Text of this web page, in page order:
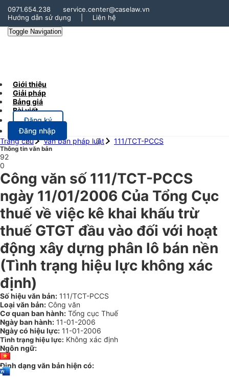
0971.654.238
service.center@caselaw.vn
Hướng dẫn sử dụng
Liên hệ
Toggle Navigation
Giới thiệu
Giải pháp
Bảng giá
Bài viết
Đăng ký
Đăng nhập
Trang chủ
Văn bản pháp luật 111/TCT-PCCS
Thông tin văn bản
92
0
Công văn số 111/TCT-PCCS
ngày 11/01/2006 Của Tổng Cục
thuế về việc kê khai khấu trừ
thuế GTGT đầu vào đối với hoạt
động xây dựng phân lô bán nền
(Tình trạng hiệu lực không xác
định)
Số hiệu văn bản: 111/TCT-PCCS
Loại văn bản: Công văn
Cơ quan ban hành: Tổng cục Thuế
Ngày ban hành: 11-01-2006
Ngày có hiệu lực: 11-01-2006
Tình trạng hiệu lực: Không xác định
Ngôn ngữ:
Định dạng văn bản hiện có: